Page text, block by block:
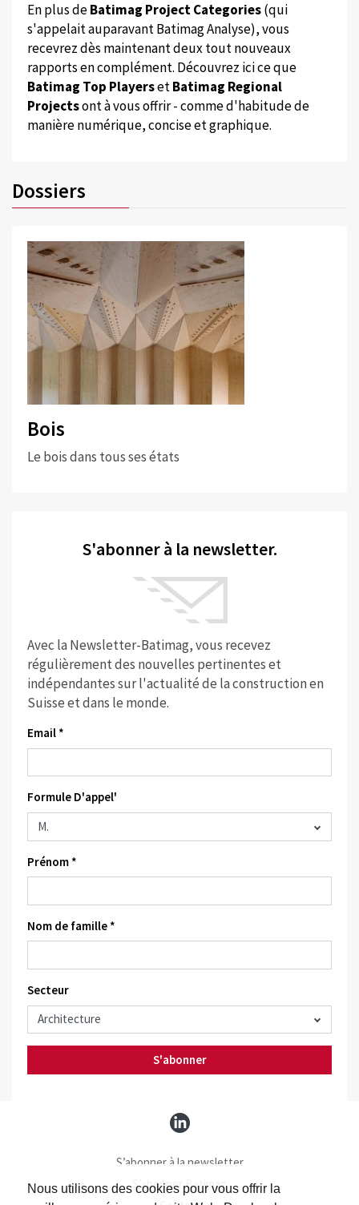
Nous utilisons des cookies pour vous offrir la
En plus deBatimag Project Categories(qui
s'appelait auparavant Batimag Analyse), vous
recevrez dès maintenant deux tout nouveaux
rapports en complément. Découvrez ici ce que
Batimag Top PlayersetBatimag Regional
Projectsont à vous offrir - comme d'habitude de
manière numérique, concise et graphique.
Dossiers
Bois
Le bois dans tous ses états
S'abonner à la newsletter.
Avec la Newsletter-Batimag, vous recevez
régulièrement des nouvelles pertinentes et
indépendantes sur l'actualité de la construction en
Suisse et dans le monde.
Email *
Formule D'appel'
Prénom *
Nom de famille *
Secteur
S'abonner
S’abonner à la newsletter
S’abonner Batimag